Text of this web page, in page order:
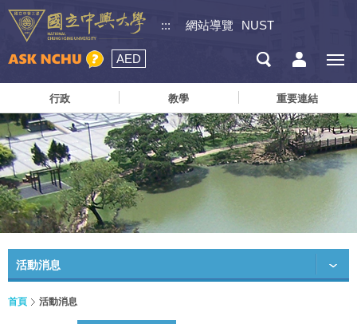
::: 網站導覽 NUST
AED
行政 教學 重要連結
活動消息
首頁 活動消息